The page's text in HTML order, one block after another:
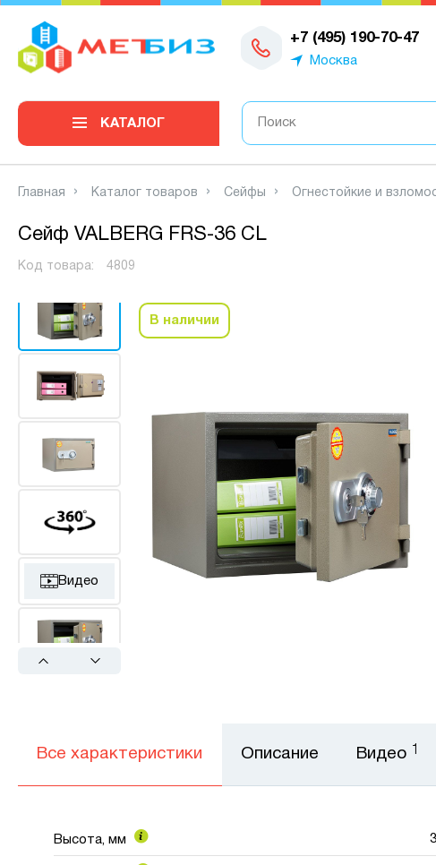
+7 (495) 190-70-47
Москва
0
КАТАЛОГ
Главная Каталог товаров Сейфы Огнестойкие и
Сейф VALBERG FRS-36 CL
Код товара: 4809
Previous
Видео
Next
В наличии
Все характеристики
Высота, мм
Описание Видео